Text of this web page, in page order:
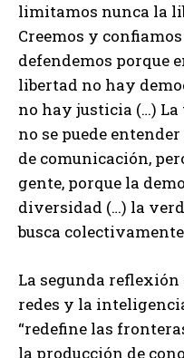
limitamos nunca la
Creemos y
defendemos porque
libertad no hay
no hay justicia (…)
no se puede
de comunicación,
gente, porque la
diversidad (…) la
busca
La segunda reflexión
redes y la
“redefine las
la producción de